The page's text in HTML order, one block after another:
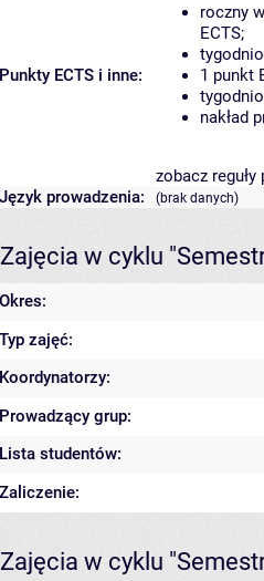
Punkty ECTS i inne:
roczny
ECTS;
1 punkt
nakład
zobacz
Język prowadzenia:
(brak danych)
Zajęcia w cyklu
Okres:
Typ zajęć:
Koordynatorzy:
Prowadzący grup:
Lista studentów:
Zaliczenie:
Zajęcia w cyklu